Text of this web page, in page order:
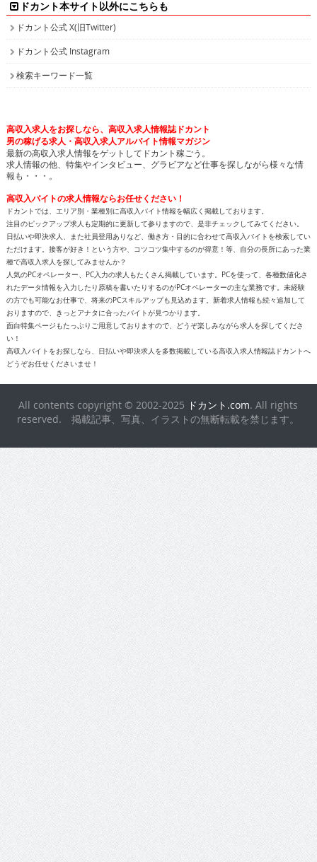
ドカント本サイト以外にこちらも
ドカント公式 X(旧Twitter)
ドカント公式 Instagram
検索キーワード一覧
高収入求人をお探しなら、高収入求人情報誌ドカント
男の稼げる求人・高収入求人アルバイト情報マガジン
最新の高収入求人情報をゲットしてドカント稼ごう。
求人情報の他、特集やインタビュー、グラビアなど仕事を探しながら様々な情
報も・・・。
高収入バイトの求人情報ならお任せください！
ドカントでは、エリア別・業種別に高収入バイト情報を幅広く掲載しております。
注目のピックアップ求人も定期的に更新して参りますので、是非チェックしてみてください。
日払いや即決求人、また社員登用ありなど、働き方・目的に合わせて高収入バイトを検索してい
ただけます。接客が好き！という方や、コツコツ集中するのが得意！等、自分の長所にあった業
種で高収入求人を探してみませんか？
人気のPCオペレーター、PC入力の求人もたくさん掲載しています。PCを使って、各種数値化さ
れたデータ情報を入力したり原稿を書いたりするのがPCオペレーターの主な業務です。未経験
の方でも可能なお仕事で、将来のPCスキルアップも見込めます。新着求人情報も続々追加して
おりますので、きっとアナタに合ったバイトが見つかります。
面白特集ページもたっぷりご用意しておりますので、どうぞ楽しみながら求人を探してくださ
い！
高収入バイトをお探しなら、日払いや即決求人を多数掲載している高収入求人情報誌ドカントへ
どうぞお任せくださいませ！
All contents copyright © 2002-2025 ドカント.com. All rights
reserved. 掲載記事、写真、イラストの無断転載を禁じます。